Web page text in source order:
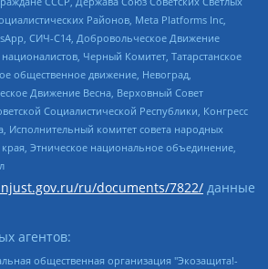
Районов, Meta Platforms Inc,
СИЧ-С14, Добровольческое Движение
Черный Комитет, Татарстанское
общественное движение, Невоград,
Движение Весна, Верховный Совет
Социалистической Республики, Конгресс
Исполнительный комитет совета народных
края, Этническое национальное объединение,
ru/documents/7822/ данные
агентов:
номер 40103797863, дата регистрации 10.06.2014), Некоммерческая организация "Фонд по борьбе с коррупцией", Автономная некоммерческая организация "Институт права и публичной политики", Баданин Роман Сергеевич, Гликин Максим Александрович, Железнова Мария Михайловна, Лукьянова Юлия Сергеевна, Маетная Елизавета Витальевна, Маняхин Петр Борисович, Чуракова Ольга Владимировна, Ярош Юлия Петровна, Юридическое лицо "The Insider SIA", зарегистрированное в Риге, Латвийская Республика (дата регистрации 26.06.2015), являющееся администратором доменного имени интернет-издания "The Insider SIA", https://theins.ru, Постернак Алексей Евгеньевич, Рубин Михаил Аркадьевич, Анин Роман Александрович, Юридическое лицо Istories fonds, зарегистрированное в Латвийской Республике (регистрационный номер 50008295751, дата регистрации 24.02.2020), Великовский Дмитрий Александрович, Долинина Ирина Николаевна, Мароховская Алеся Алексеевна, Шлейнов Роман Юрьевич, Шмагун Олеся Валентиновна, Общество с ограниченной ответственностью "Альтаир 2021", Общество с ограниченной ответственностью "Вега 2021", Общество с ограниченной ответственностью "Главный редактор 2021", Общество с ограниченной ответственностью "Ромашки монолит", Важенков Артем Валерьевич, Ивановская областная общественная организация "Центр гендерных исследований", Гурман Юрий Альбертович, Медиапроект "ОВД-Инфо", Егоров Владимир Владимирович, Жилинский Владимир Александрович, Общество с ограниченной ответственностью "ЗП", Иванова София Юрьевна, Карезина Инна Павловна, Кильтау Екатерина Викторовна, Петров Алексей Викторович, Пискунов Сергей Евгеньевич, Смирнов Сергей Сергеевич, Тихонов Михаил Сергеевич, Общество с ограниченной ответственностью "ЖУРНАЛИСТ-ИНОСТРАННЫЙ АГЕНТ", Арапова Галина Юрьевна, Вольтская Татьяна Анатольевна, Американская компания "Mason G.E.S. Anonymous Foundation" (США), являющаяся владельцем интернет-издания https://mnews.world/, Компания "Stichting Bellingcat", зарегистрированная в Нидерландах (дата регистрации 11.07.2018), Захаров Андрей Вячеславович, Клепиковская Екатерина Дмитриевна, Общество с ограниченной ответственностью "МЕМО", Перл Роман Александрович, Симонов Евгений Алексеевич, Соловьева Елена Анатольевна, Сотников Даниил Владимирович, Сурначева Елизавета Дмитриевна, Автономная некоммерческая организация по защите прав человека и информированию населения "Якутия – Наше Мнение", Общество с ограниченной ответственностью "Москоу диджитал медиа", с 26.01.2023 Общество с ограниченной ответственностью "Чайка Белые сады", Ветошкина Валерия Валерьевна, Заговора Максим Александрович, Межрегиональное общественное движение "Российская ЛГБТ - сеть", Оленичев Максим Владимирович, Павлов Иван Юрьевич, Скворцова Елена Сергеевна, Общество с ограниченной ответственностью "Как бы инагент", Кочетков Игорь Викторович, Общество с ограниченной ответственностью "Честные выборы", Еланчик Олег Александрович, Общество с ограниченной ответственностью "Нобелевский призыв", Гималова Регина Эмилевна, Григорьев Андрей Валерьевич, Григорьева Алина Александровна, Ассоциация по содействию защите прав призывников, альтернативнослужащих и военнослужащих "Правозащитная группа "Гражданин.Армия.Право", Хисамова Регина Фаритовна, Автономная некоммерческая организация по реализации социально-правовых программ "Лилит", Дальневосточное общественное движение "Маяк", Санкт-Петербургская ЛГБТ-инициативная группа "Выход", Инициативная группа ЛГБТ+ "Реверс", Алексеев Андрей Викторович, Бекбулатова Таисия Львовна, Беляев Иван Михайлович, Владыкина Елена Сергеевна, Гельман Марат Александрович, Никульшина Вероника Юрьевна, Толоконникова Надежда Андреевна, Шендерович Виктор Анатольевич, Общество с ограниченной ответственностью "Данное сообщение", Общество с ограниченной ответственностью Издательский дом "Новая глава", Айнбиндер Александра Александровна, Московский комьюнити-центр для ЛГБТ+инициатив, Благотворительный фонд развития филантропии, Deutsche Welle (Германия, Kurt-Schumacher-Strasse 3, 53113 Bonn), Борзунова Мария Михайловна, Воробьев Виктор Викторович, Голубева Анна Львовна, Константинова Алла Михайловна, Малкова Ирина Владимировна, Мурадов Мурад Абдулгалимович, Осетинская Елизавета Николаевна, Понасенков Евгений Николаевич, Ганапольский Матвей Юрьевич, Киселев Евгений Алексеевич, Борухович Ирина Григорьевна, Дремин Иван Тимофеевич, Дубровский Дмитрий Викторович, Красноярская региональная общественная организация поддержки и развития альтернативных образовательных технологий и межкультурных коммуникаций "ИНТЕРРА", Маяковская Екатерина Алексеевна, Фейгин Марк Захарович, Филимонов Андрей Викторович, Дзугкоева Регина Николаевна, Доброхотов Роман Александрович, Дудь Юрий Александрович, Елкин Сергей Владимирович, Кругликов Кирилл Игоревич, Сабунаева Мария Леонидовна, Семенов Алексей Владимирович, Шаинян Карен Багратович, Шульман Екатерина Михайловна, Асафьев Артур Валерьевич, Вахштайн Виктор Семенович, Венедиктов Алексей Алексеевич, Лушникова Екатерина Евгеньевна, Волков Леонид Михайлович, Невзоров Александр Глебович, Пархоменко Сергей Борисович, Сироткин Ярослав Николаевич, Кара-Мурза Владимир Владимирович, Баранова Наталья Владимировна, Гозман Леонид Яковлевич, Кагарлицкий Борис Юльевич, Климарев Михаил Валерьевич, Милов Владимир Станиславович, Автономная некоммерческая организация Краснодарский центр современного искусства "Типография", Моргенштерн Алишер Тагирович, Соболь Любовь Эдуардовна, Общество с ограниченной ответственностью "ЛИЗА НОРМ", Каспаров Гарри Кимович, Ходорковский Михаил Борисович, Общество с ограниченной ответственностью "Апрельские тезисы", Данилович Ирина Брониславовна, Кашин Олег Владимирович, Петров Николай Владимирович, Пивоваров Алексей Владимирович, Соколов Михаил Владимирович, Цветкова Юлия Владимировна, Чичваркин Евгений Александрович, Комитет против пыток/Команда против пыток, Общество с ограниченной ответственностью "Первый научный", Общество с ограниченной ответственностью "Вертолет и ко", Белоцерковская Вероника Борисовна, Кац Максим Евгеньевич, Лазарева Татьяна Юрьевна, Шаведдинов Руслан Табризович, Яшин Илья Валерьевич, Общество с ограниченной ответственностью "Иноагент ААВ", Алешковский Дмитрий Петрович, Альбац Евгения Марковна, Быков Дмитрий Львович, Галямина Юлия Евгеньевна, Лойко Сергей Леонидович, Мартынов Кирилл Константинович, Медведев Сергей Александрович, Крашенинников Федор Геннадиевич, Гордеева Катерина Вл